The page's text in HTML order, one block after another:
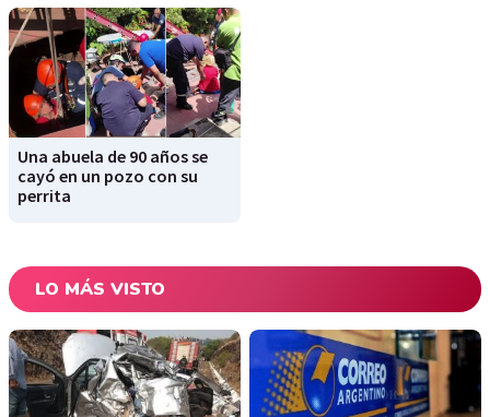
Una abuela de 90 años se
cayó en un pozo con su
perrita
LO MÁS VISTO